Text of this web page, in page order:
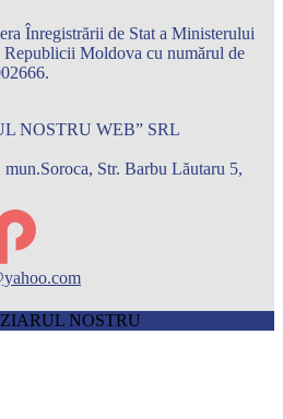
Înregistrării de Stat a Ministerului
Moldova cu numărul de
NOSTRU WEB” SRL
Str. Barbu Lăutaru 5,
ZIARUL NOSTRU